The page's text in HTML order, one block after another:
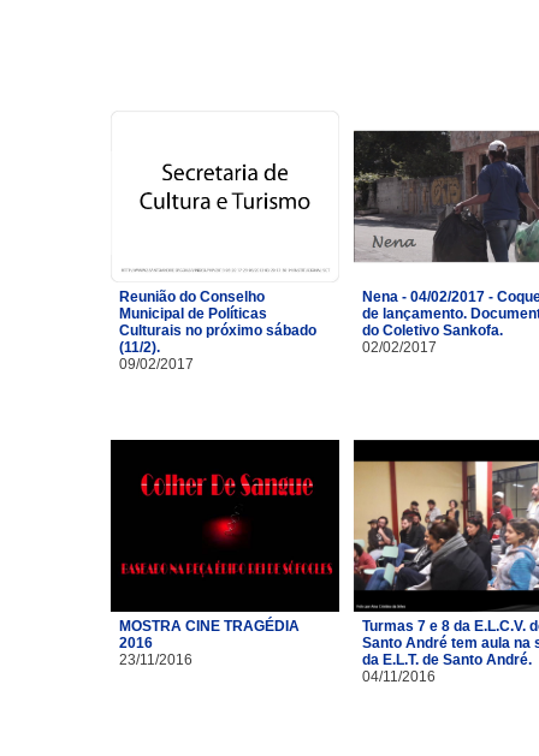
Reunião do Conselho
Municipal de Políticas
Culturais no próximo sábado
(11/2).
09/02/2017
Nena - 04/02/2017 -
de lançamento.
do Coletivo Sankofa.
02/02/2017
MOSTRA CINE TRAGÉDIA
2016
23/11/2016
Turmas 7 e 8 da E.L.C.V.
Santo André tem aula na
da E.L.T. de Santo André.
04/11/2016